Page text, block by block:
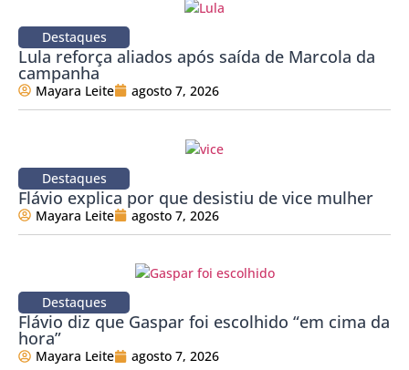
Destaques
Lula reforça aliados após saída de Marcola da
campanha
Mayara Leite agosto 7, 2026
Destaques
Flávio explica por que desistiu de vice mulher
Mayara Leite agosto 7, 2026
Destaques
Flávio diz que Gaspar foi escolhido “em cima da
hora”
Mayara Leite agosto 7, 2026